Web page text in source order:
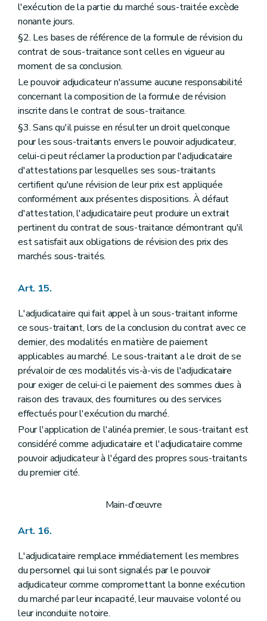
l'exécution de la partie du marché sous-traitée excède
nonante jours.
§2. Les bases de référence de la formule de révision du
contrat de sous-traitance sont celles en vigueur au
moment de sa conclusion.
Le pouvoir adjudicateur n'assume aucune responsabilité
concernant la composition de la formule de révision
inscrite dans le contrat de sous-traitance.
§3. Sans qu'il puisse en résulter un droit quelconque
pour les sous-traitants envers le pouvoir adjudicateur,
celui-ci peut réclamer la production par l'adjudicataire
d'attestations par lesquelles ses sous-traitants
certifient qu'une révision de leur prix est appliquée
conformément aux présentes dispositions. À défaut
d'attestation, l'adjudicataire peut produire un extrait
pertinent du contrat de sous-traitance démontrant qu'il
est satisfait aux obligations de révision des prix des
marchés sous-traités.
Art. 15.
L'adjudicataire qui fait appel à un sous-traitant informe
ce sous-traitant, lors de la conclusion du contrat avec ce
dernier, des modalités en matière de paiement
applicables au marché. Le sous-traitant a le droit de se
prévaloir de ces modalités vis-à-vis de l'adjudicataire
pour exiger de celui-ci le paiement des sommes dues à
raison des travaux, des fournitures ou des services
effectués pour l'exécution du marché.
Pour l'application de l'alinéa premier, le sous-traitant est
considéré comme adjudicataire et l'adjudicataire comme
pouvoir adjudicateur à l'égard des propres sous-traitants
du premier cité.
Main-d'œuvre
Art. 16.
L'adjudicataire remplace immédiatement les membres
du personnel qui lui sont signalés par le pouvoir
adjudicateur comme compromettant la bonne exécution
du marché par leur incapacité, leur mauvaise volonté ou
leur inconduite notoire.